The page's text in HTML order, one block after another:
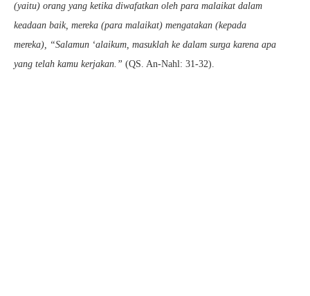
(yaitu) orang yang ketika diwafatkan oleh para malaikat dalam
keadaan baik, mereka (para malaikat) mengatakan (kepada
mereka), “Salamun ‘alaikum, masuklah ke dalam surga karena apa
yang telah kamu kerjakan.” (QS. An-Nahl: 31-32).